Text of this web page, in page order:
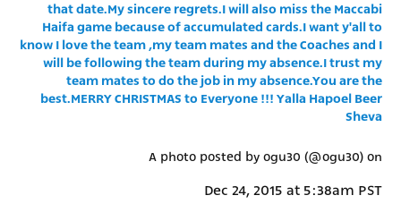
מדיניות פרטיות
תקנון פעילות ספורט 1
רשיון להקרנה פומבית לבית עסק
הצטרפות לחבילת הערוצים
גיימינג E-Sports
that date.My sincere regrets.I will also miss the Maccabi
Haifa game because of accumulated cards.I want y'all to
know I love the team ,my team mates and the Coaches and I
will be following the team during my absence.I trust my
team mates to do the job in my absence.You are the
best.MERRY CHRISTMAS to Everyone !!! Yalla Hapoel Beer
Sheva
A photo posted by ogu30 (@ogu30) on
Dec 24, 2015 at 5:38am PST